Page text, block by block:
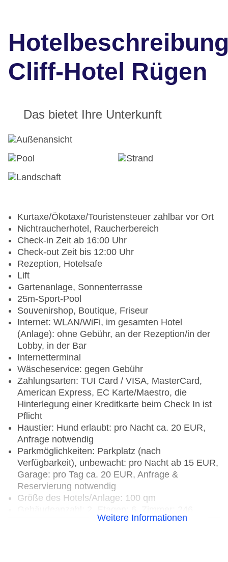
Cliff-Hotel Rügen
Das bietet Ihre Unterkunft
Kurtaxe/Ökotaxe/Touristensteuer zahlbar vor Ort
Nichtraucherhotel, Raucherbereich
Check-in Zeit ab 16:00 Uhr
Check-out Zeit bis 12:00 Uhr
Rezeption, Hotelsafe
Lift
Gartenanlage, Sonnenterrasse
25m-Sport-Pool
Souvenirshop, Boutique, Friseur
Internet: WLAN/WiFi, im gesamten Hotel
(Anlage): ohne Gebühr, an der Rezeption/in der
Lobby, in der Bar
Internetterminal
Wäscheservice: gegen Gebühr
Zahlungsarten: TUI Card / VISA, MasterCard,
American Express, EC Karte/Maestro, die
Hinterlegung einer Kreditkarte beim Check In ist
Pflicht
Haustier: Hund erlaubt: pro Nacht ca. 20 EUR,
Anfrage notwendig
Parkmöglichkeiten: Parkplatz (nach
Verfügbarkeit), unbewacht: pro Nacht ab 15 EUR,
Garage: pro Tag ca. 20 EUR, Anfrage &
Reservierung notwendig
Größe des Hotels/Anlage: 100 qm
Landeskategorie: keine Sterneklassifizierung
Weitere Informationen